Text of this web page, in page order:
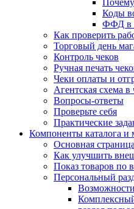
Коды
ФФД в
Как проверить
Торговый день
Контроль чеков
Ручная печать
Чеки оплаты и
Агентская схема в
Вопросы-ответы
Проверьте себя
Практические
Компоненты каталога и
Основная
Как улучшить
Показ товаров по
Персональный
Возможности